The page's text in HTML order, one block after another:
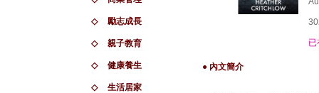
◇ 勵志成長
◇ 親子教育
◇ 健康養生
◇ 生活居家
● 內文簡介